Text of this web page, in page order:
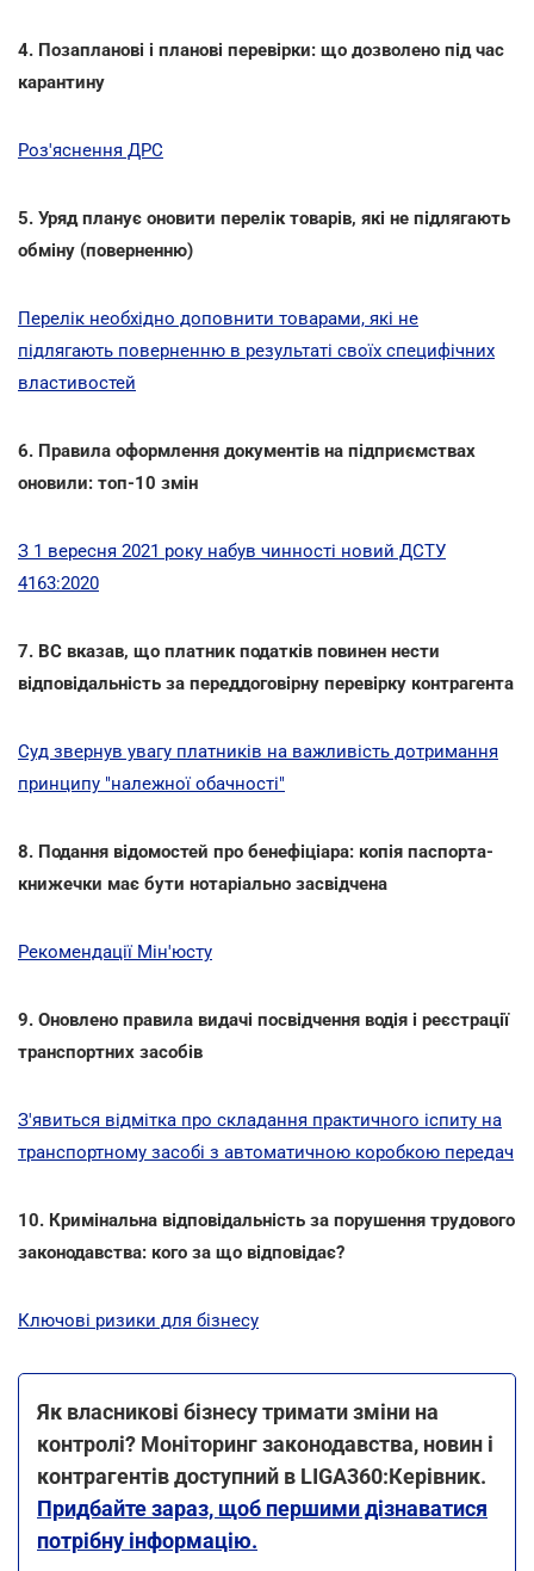
4. Позапланові і планові перевірки: що дозволено під час
карантину
Роз'яснення ДРС
5. Уряд планує оновити перелік товарів, які не підлягають
обміну (поверненню)
Перелік необхідно доповнити товарами, які не
підлягають поверненню в результаті своїх специфічних
властивостей
6. Правила оформлення документів на підприємствах
оновили: топ-10 змін
З 1 вересня 2021 року набув чинності новий ДСТУ
4163:2020
7. ВС вказав, що платник податків повинен нести
відповідальність за переддоговірну перевірку контрагента
Суд звернув увагу платників на важливість дотримання
принципу "належної обачності"
8. Подання відомостей про бенефіціара: копія паспорта-
книжечки має бути нотаріально засвідчена
Рекомендації Мін'юсту
9. Оновлено правила видачі посвідчення водія і реєстрації
транспортних засобів
З'явиться відмітка про складання практичного іспиту на
транспортному засобі з автоматичною коробкою передач
10. Кримінальна відповідальність за порушення трудового
законодавства: кого за що відповідає?
Ключові ризики для бізнесу
Як власникові бізнесу тримати зміни на
контролі? Моніторинг законодавства, новин і
контрагентів доступний в LIGA360:Керівник.
Придбайте зараз, щоб першими дізнаватися
потрібну інформацію.